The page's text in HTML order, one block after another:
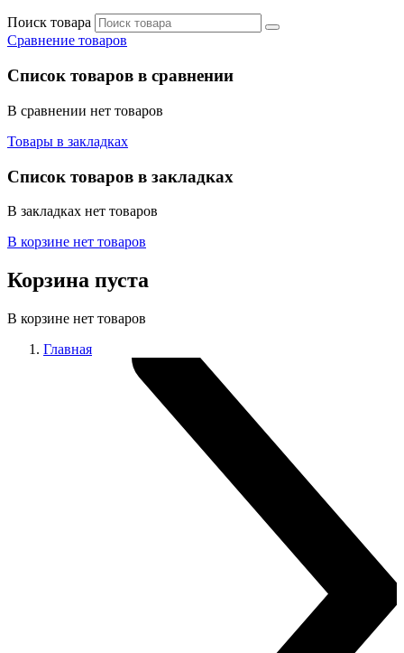
Поиск товара
Сравнение товаров
Список товаров в сравнении
В сравнении нет товаров
Товары в закладках
Список товаров в закладках
В закладках нет товаров
В корзине нет товаров
Корзина пуста
В корзине нет товаров
Главная